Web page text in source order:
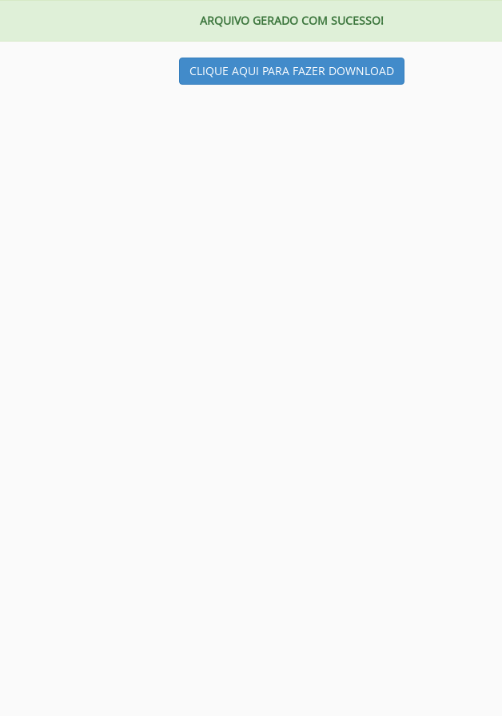
ARQUIVO GERADO COM SUCESSO!
CLIQUE AQUI PARA FAZER DOWNLOAD